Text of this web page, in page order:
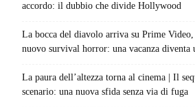
accordo: il dubbio che divide Hollywood
La bocca del diavolo arriva su Prime
nuovo survival horror: una vacanza diventa
La paura dell’altezza torna al cinema | Il
scenario: una nuova sfida senza via di fuga